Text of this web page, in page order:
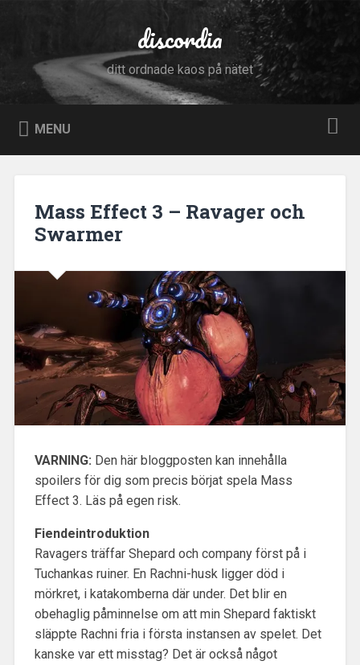
discordia
ditt ordnade kaos på nätet
MENU
Mass Effect 3 – Ravager och
Swarmer
VARNING: Den här bloggposten kan innehålla
spoilers för dig som precis börjat spela Mass
Effect 3. Läs på egen risk.
Fiendeintroduktion
Ravagers träffar Shepard och company först på i
Tuchankas ruiner. En Rachni-husk ligger död i
mörkret, i katakomberna där under. Det blir en
obehaglig påminnelse om att min Shepard faktiskt
släppte Rachni fria i första instansen av spelet. Det
kanske var ett misstag? Det är också något